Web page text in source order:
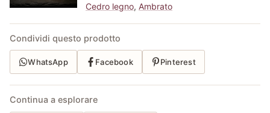
Cedro legno, Ambrato
Condividi questo prodotto
WhatsApp Facebook Pinterest
Continua a esplorare